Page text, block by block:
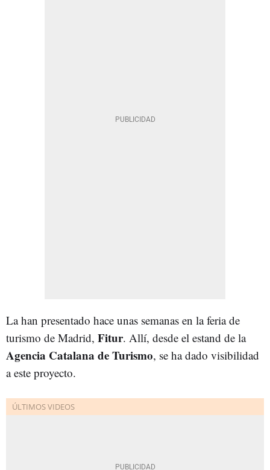
La han presentado hace unas semanas en la feria de
turismo de Madrid, Fitur. Allí, desde el estand de la
Agencia Catalana de Turismo, se ha dado visibilidad
a este proyecto.